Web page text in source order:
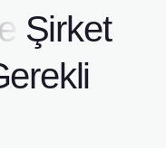
Şirket